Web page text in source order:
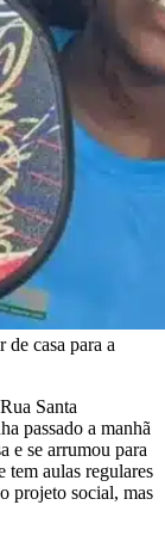
de casa para a
Santa
passado a manhã
e se arrumou para
aulas regulares
projeto social, mas